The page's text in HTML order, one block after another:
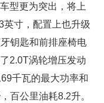
型更为突出，将上
英寸，配置上也升级
钥匙和前排座椅电
2.0T涡轮增压发动
千瓦的最大功率和
百公里油耗8.2升。